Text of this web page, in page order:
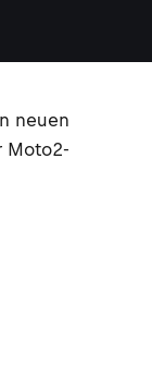
neuen
Moto2-